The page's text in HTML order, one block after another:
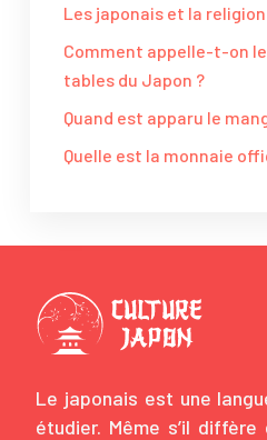
Les japonais et la religion
Comment appelle-t-on
tables du Japon ?
Quand est apparu le
Quelle est la monnaie
Le japonais est une
étudier. Même s’il